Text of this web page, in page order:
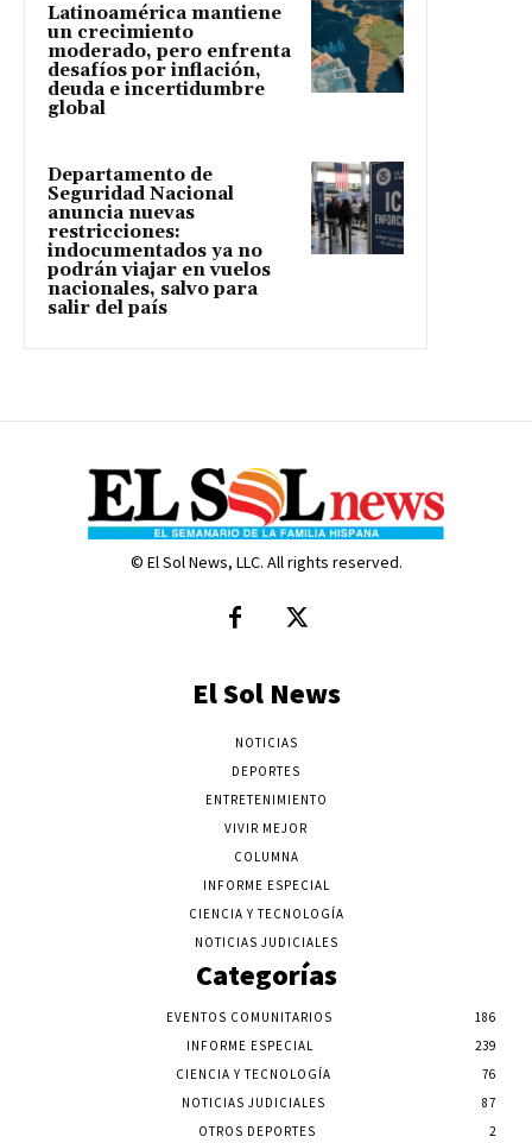
Latinoamérica mantiene
un crecimiento
moderado, pero enfrenta
desafíos por inflación,
deuda e incertidumbre
global
Departamento de
Seguridad Nacional
anuncia nuevas
restricciones:
indocumentados ya no
podrán viajar en vuelos
nacionales, salvo para
salir del país
© El Sol News, LLC. All rights reserved.
El Sol News
NOTICIAS
DEPORTES
ENTRETENIMIENTO
VIVIR MEJOR
COLUMNA
INFORME ESPECIAL
CIENCIA Y TECNOLOGÍA
NOTICIAS JUDICIALES
Categorías
EVENTOS COMUNITARIOS
186
INFORME ESPECIAL
239
CIENCIA Y TECNOLOGÍA
76
NOTICIAS JUDICIALES
87
OTROS DEPORTES
2